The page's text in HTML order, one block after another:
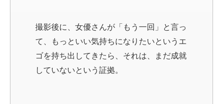
撮影後に、女優さんが「もう一回」と言っ
て、もっといい気持ちになりたいというエ
ゴを持ち出してきたら、それは、まだ成就
していないという証拠。